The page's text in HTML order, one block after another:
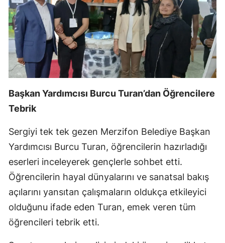
Başkan Yardımcısı Burcu Turan’dan Öğrencilere
Tebrik
Sergiyi tek tek gezen Merzifon Belediye Başkan
Yardımcısı Burcu Turan, öğrencilerin hazırladığı
eserleri inceleyerek gençlerle sohbet etti.
Öğrencilerin hayal dünyalarını ve sanatsal bakış
açılarını yansıtan çalışmaların oldukça etkileyici
olduğunu ifade eden Turan, emek veren tüm
öğrencileri tebrik etti.